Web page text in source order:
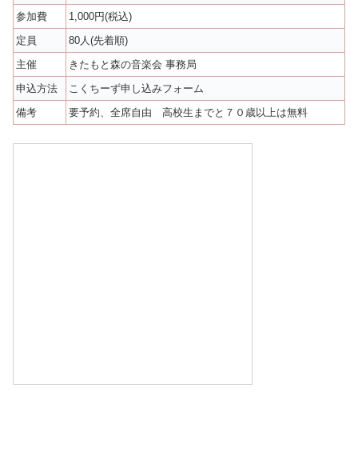
参加費
1,000円(税込)
定員
80人(先着順)
主催
きたもと森の音楽会 事務局
申込方法
こくちーず申し込みフォーム
備考
要予約、全席自由 高校生までと７０歳以上は無料